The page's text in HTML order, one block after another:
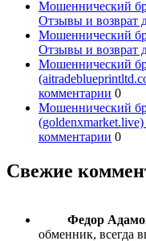
Мошеннический
Отзывы и возврат
Мошеннический
Отзывы и возврат
Мошеннический
комментарии 0
Мошеннический
комментарии 0
Свежие
Федор
обменник, всегда